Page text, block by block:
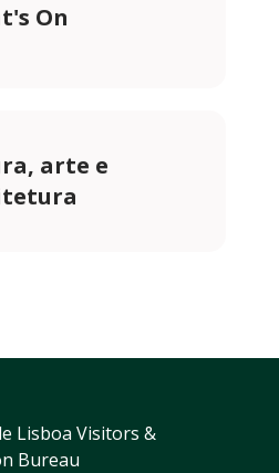
On
arte e
Lisboa Visitors &
Bureau